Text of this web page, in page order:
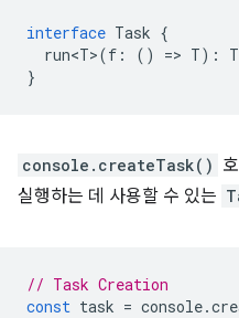
interface Task {
run<T>(f : () => T) : T
}
console.createTask()
실행하는 데 사용할 수 있는
// Task Creation
const task = console.